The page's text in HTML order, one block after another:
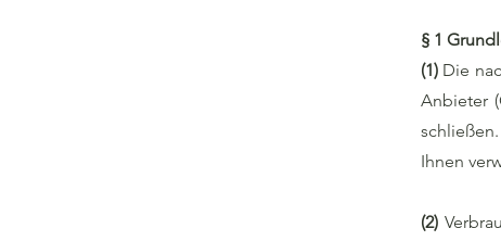
§ 1
(1) Die
Anbieter
Ihnen
(2)